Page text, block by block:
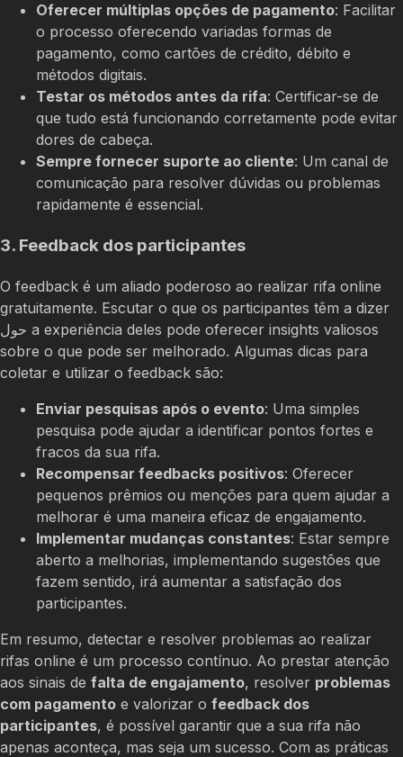
Oferecer múltiplas opções de pagamento: Facilitar
o processo oferecendo variadas formas de
pagamento, como cartões de crédito, débito e
métodos digitais.
Testar os métodos antes da rifa: Certificar-se de
que tudo está funcionando corretamente pode evitar
dores de cabeça.
Sempre fornecer suporte ao cliente: Um canal de
comunicação para resolver dúvidas ou problemas
rapidamente é essencial.
3. Feedback dos participantes
O feedback é um aliado poderoso ao realizar rifa online
gratuitamente. Escutar o que os participantes têm a dizer
حول a experiência deles pode oferecer insights valiosos
sobre o que pode ser melhorado. Algumas dicas para
coletar e utilizar o feedback são:
Enviar pesquisas após o evento: Uma simples
pesquisa pode ajudar a identificar pontos fortes e
fracos da sua rifa.
Recompensar feedbacks positivos: Oferecer
pequenos prêmios ou menções para quem ajudar a
melhorar é uma maneira eficaz de engajamento.
Implementar mudanças constantes: Estar sempre
aberto a melhorias, implementando sugestões que
fazem sentido, irá aumentar a satisfação dos
participantes.
Em resumo, detectar e resolver problemas ao realizar
rifas online é um processo contínuo. Ao prestar atenção
aos sinais de falta de engajamento, resolver problemas
com pagamento e valorizar o feedback dos
participantes, é possível garantir que a sua rifa não
apenas aconteça, mas seja um sucesso. Com as práticas